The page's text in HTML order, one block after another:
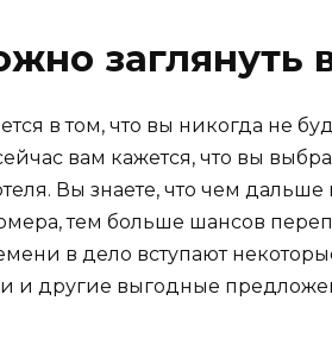
заглянуть
в том, что вы никогда не
вам кажется, что вы
Вы знаете, что чем
тем больше шансов
в дело вступают
и другие выгодные